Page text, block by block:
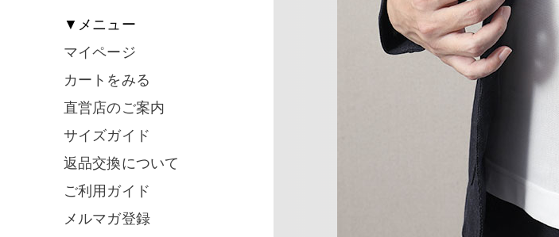
▼メニュー
マイページ
カートをみる
直営店のご案内
サイズガイド
返品交換について
ご利用ガイド
メルマガ登録